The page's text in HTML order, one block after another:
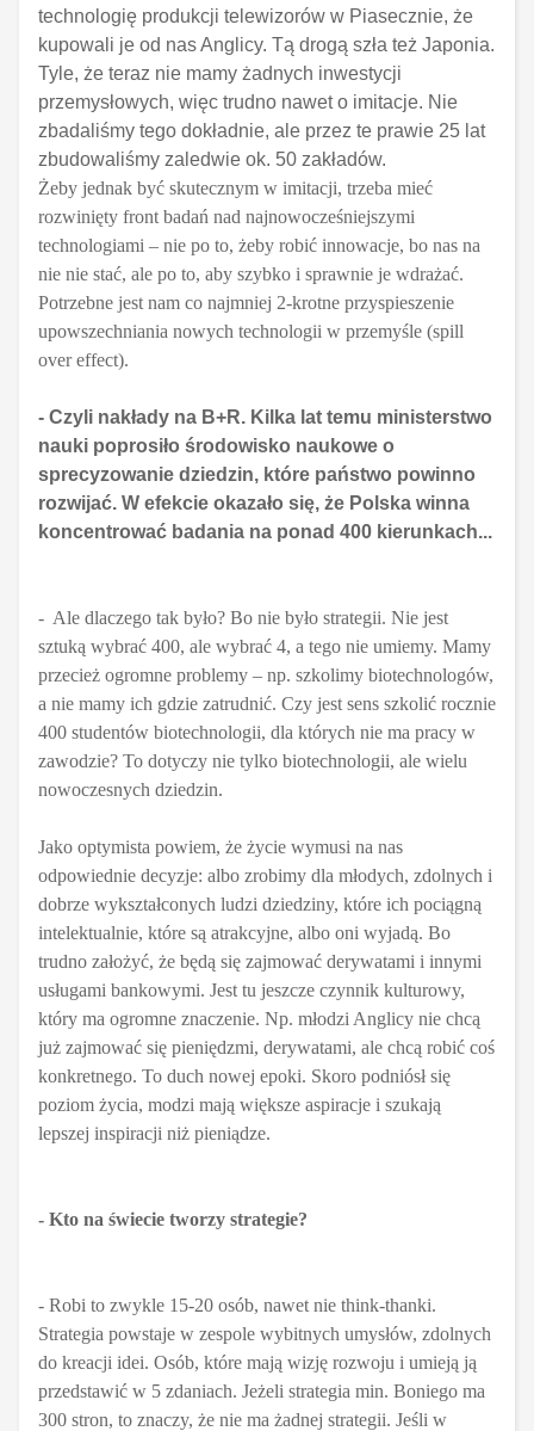
technologię produkcji telewizorów w Piasecznie, że
kupowali je od nas Anglicy. Tą drogą szła też Japonia.
Tyle, że teraz nie mamy żadnych inwestycji
przemysłowych, więc trudno nawet o imitacje. Nie
zbadaliśmy tego dokładnie, ale przez te prawie 25 lat
zbudowaliśmy zaledwie ok. 50 zakładów.
Żeby jednak być skutecznym w imitacji, trzeba mieć
rozwinięty front badań nad najnowocześniejszymi
technologiami – nie po to, żeby robić innowacje, bo nas na
nie nie stać, ale po to, aby szybko i sprawnie je wdrażać.
Potrzebne jest nam co najmniej 2-krotne przyspieszenie
upowszechniania nowych technologii w przemyśle (spill
over effect).
- Czyli nakłady na B+R. Kilka lat temu ministerstwo
nauki poprosiło środowisko naukowe o
sprecyzowanie dziedzin, które państwo powinno
rozwijać. W efekcie okazało się, że Polska winna
koncentrować badania na ponad 400 kierunkach...
- Ale dlaczego tak było? Bo nie było strategii. Nie jest
sztuką wybrać 400, ale wybrać 4, a tego nie umiemy. Mamy
przecież ogromne problemy – np. szkolimy biotechnologów,
a nie mamy ich gdzie zatrudnić. Czy jest sens szkolić rocznie
400 studentów biotechnologii, dla których nie ma pracy w
zawodzie? To dotyczy nie tylko biotechnologii, ale wielu
nowoczesnych dziedzin.
Jako optymista powiem, że życie wymusi na nas
odpowiednie decyzje: albo zrobimy dla młodych, zdolnych i
dobrze wykształconych ludzi dziedziny, które ich pociągną
intelektualnie, które są atrakcyjne, albo oni wyjadą. Bo
trudno założyć, że będą się zajmować derywatami i innymi
usługami bankowymi. Jest tu jeszcze czynnik kulturowy,
który ma ogromne znaczenie. Np. młodzi Anglicy nie chcą
już zajmować się pieniędzmi, derywatami, ale chcą robić coś
konkretnego. To duch nowej epoki. Skoro podniósł się
poziom życia, modzi mają większe aspiracje i szukają
lepszej inspiracji niż pieniądze.
- Kto na świecie tworzy strategie?
- Robi to zwykle 15-20 osób, nawet nie think-thanki.
Strategia powstaje w zespole wybitnych umysłów, zdolnych
do kreacji idei. Osób, które mają wizję rozwoju i umieją ją
przedstawić w 5 zdaniach. Jeżeli strategia min. Boniego ma
300 stron, to znaczy, że nie ma żadnej strategii. Jeśli w